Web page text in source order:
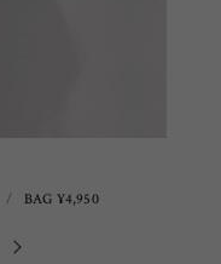
BAG ¥4,950